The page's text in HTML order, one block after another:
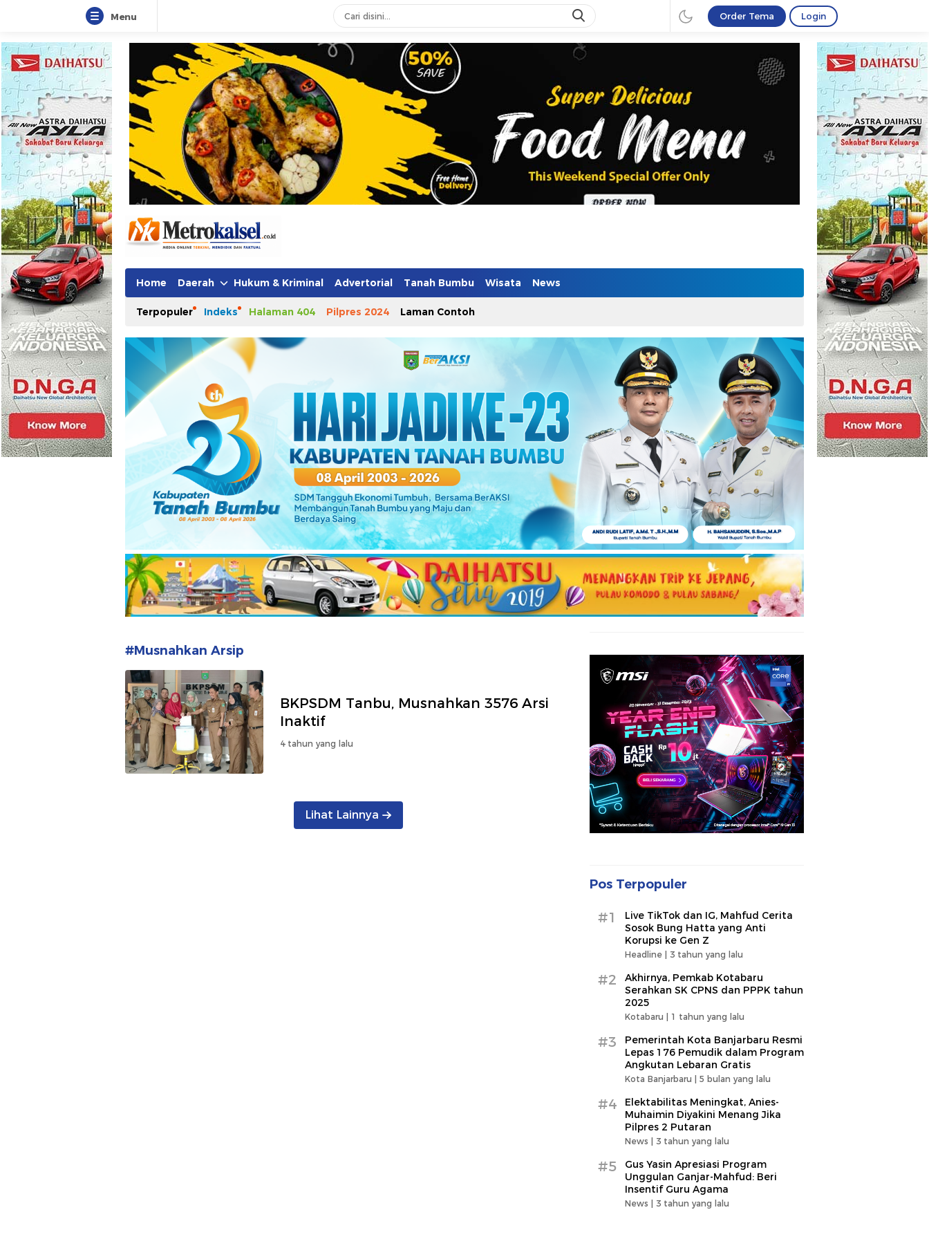
Menu Order Tema Login
Metro Kalsel
Media Online Terkini, Faktual dan Mendidik
Home Daerah Hukum & Kriminal Advertorial Tanah Bumbu Wisata News
Terpopuler Indeks Halaman 404 Pilpres 2024 Laman Contoh
#Musnahkan Arsip
BKPSDM Tanbu, Musnahkan 3576 Arsi
Inaktif
4 tahun yang lalu
Lihat Lainnya
Pos Terpopuler
#1
Live TikTok dan IG, Mahfud Cerita
Sosok Bung Hatta yang Anti
Korupsi ke Gen Z
Headline | 3 tahun yang lalu
#2
Akhirnya, Pemkab Kotabaru
Serahkan SK CPNS dan PPPK tahun
2025
Kotabaru | 1 tahun yang lalu
#3
Pemerintah Kota Banjarbaru Resmi
Lepas 176 Pemudik dalam Program
Angkutan Lebaran Gratis
Kota Banjarbaru | 5 bulan yang lalu
#4
Elektabilitas Meningkat, Anies-
Muhaimin Diyakini Menang Jika
Pilpres 2 Putaran
News | 3 tahun yang lalu
#5
Gus Yasin Apresiasi Program
Unggulan Ganjar-Mahfud: Beri
Insentif Guru Agama
News | 3 tahun yang lalu